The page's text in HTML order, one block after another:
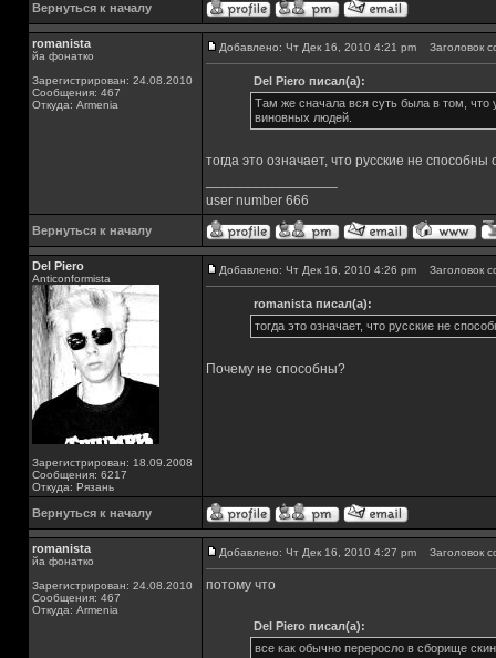
Вернуться к началу
romanista
йа фонатко
Зарегистрирован: 24.08.2010
Сообщения: 467
Откуда: Armenia
Добавлено: Чт Дек 16, 2010 4:21 pm Заголовок
Del Piero писал(а):
Там же сначала вся суть была в том, что
виновных людей.
тогда это означает, что русские не
user number 666
Вернуться к началу
Del Piero
Аnticonformista
Зарегистрирован: 18.09.2008
Сообщения: 6217
Откуда: Рязань
Добавлено: Чт Дек 16, 2010 4:26 pm Заголовок
romanista писал(а):
тогда это означает, что русские не
Почему не способны?
Вернуться к началу
romanista
йа фонатко
Зарегистрирован: 24.08.2010
Сообщения: 467
Откуда: Armenia
Добавлено: Чт Дек 16, 2010 4:27 pm Заголовок
потому что
Del Piero писал(а):
все как обычно переросло в сборище